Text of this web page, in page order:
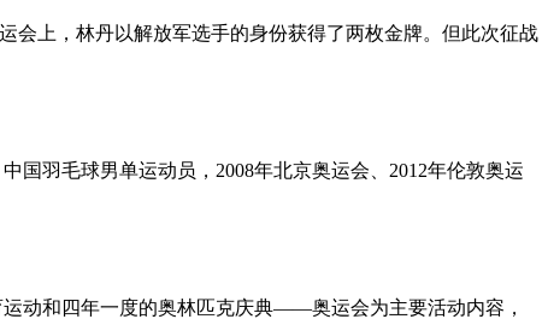
会上，林丹以解放军选手的身份获得了两枚金牌。但此次征战
国羽毛球男单运动员，2008年北京奥运会、2012年伦敦奥运
动和四年一度的奥林匹克庆典——奥运会为主要活动内容，